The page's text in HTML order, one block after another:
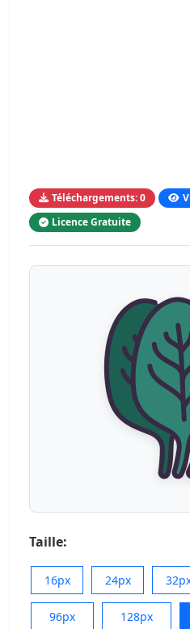
Téléchargements: 0
Licence Gratuite
Taille:
16px 24px
96px 128px